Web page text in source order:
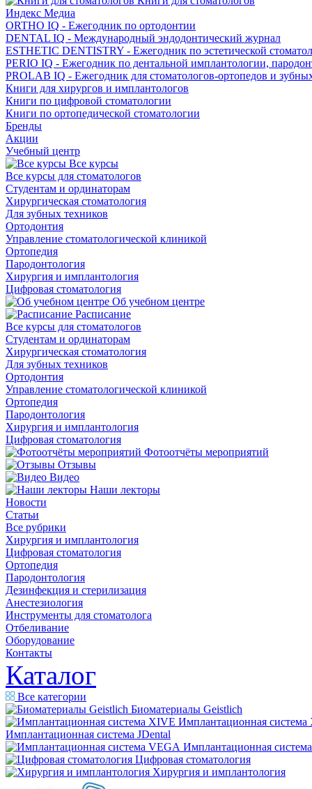
Индекс Медиа
ORTHO IQ - Ежегодник по ортодонтии
DENTAL IQ - Международный эндодонтический журнал
ESTHETIC DENTISTRY - Ежегодник по эстетической
PERIO IQ - Ежегодник по дентальной имплантологии,
PROLAB IQ - Ежегодник для стоматологов-ортопедов и
Книги для хирургов и имплантологов
Книги по цифровой стоматологии
Книги по ортопедической стоматологии
Бренды
Акции
Учебный центр
Все курсы
Все курсы для стоматологов
Студентам и ординаторам
Хирургическая стоматология
Для зубных техников
Ортодонтия
Управление стоматологической клиникой
Ортопедия
Пародонтология
Хирургия и имплантология
Цифровая стоматология
Об учебном центре
Расписание
Все курсы для стоматологов
Студентам и ординаторам
Хирургическая стоматология
Для зубных техников
Ортодонтия
Управление стоматологической клиникой
Ортопедия
Пародонтология
Хирургия и имплантология
Цифровая стоматология
Фотоотчёты мероприятий
Отзывы
Видео
Наши лекторы
Новости
Статьи
Все рубрики
Хирургия и имплантология
Цифровая стоматология
Ортопедия
Пародонтология
Дезинфекция и стерилизация
Анестезиология
Инструменты для стоматолога
Отбеливание
Оборудование
Контакты
Каталог
Все категории
Биоматериалы Geistlich
Имплантационная
Имплантационная система JDental
Имплантационная
Цифровая стоматология
Хирургия и имплантология